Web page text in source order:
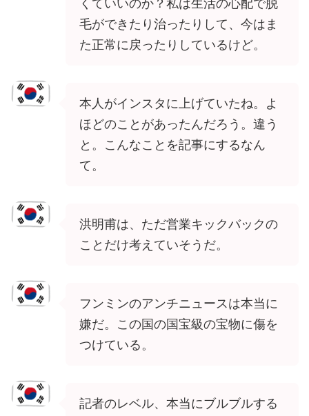
くていいのか？私は生活の心配で脱
毛ができたり治ったりして、今はま
た正常に戻ったりしているけど。
本人がインスタに上げていたね。よ
ほどのことがあったんだろう。違う
と。こんなことを記事にするなん
て。
洪明甫は、ただ営業キックバックの
ことだけ考えていそうだ。
フンミンのアンチニュースは本当に
嫌だ。この国の国宝級の宝物に傷を
つけている。
記者のレベル、本当にブルブルする